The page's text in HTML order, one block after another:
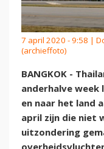
7 april 2020 - 9:58 |
(archieffoto)
BANGKOK -
anderhalve week
en naar het land
april zijn die niet
uitzondering